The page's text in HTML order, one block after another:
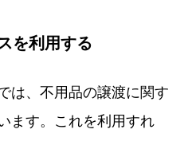
を利用する
は、不用品の譲渡に関す
ます。これを利用すれ